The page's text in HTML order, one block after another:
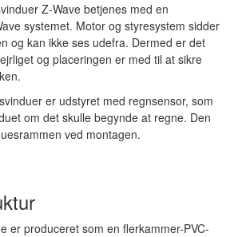
Z-Wave betjenes med en
systemet. Motor og styresystem sidder
og kan ikke ses udefra. Dermed er det
og placeringen er med til at sikre
er udstyret med regnsensor, som
om det skulle begynde at regne. Den
ved montagen.
er produceret som en flerkammer-PVC-